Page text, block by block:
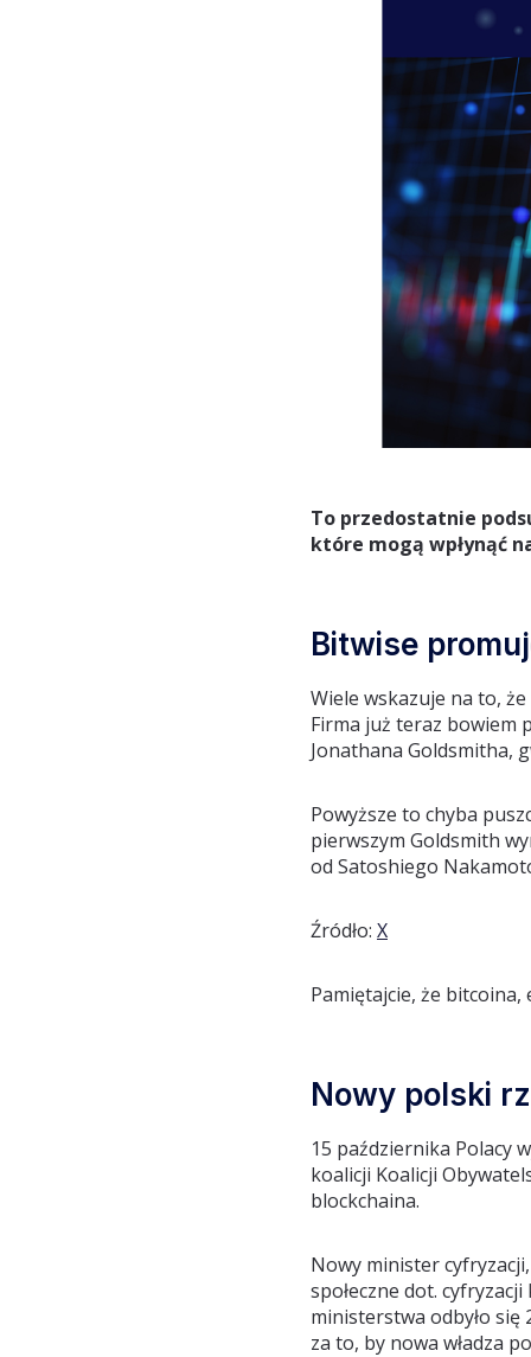
To przedostatnie
które mogą wpłynąć
Bitwise
Wiele wskazuje na to,
Firma już teraz bowiem
Jonathana Goldsmitha,
Powyższe to chyba
pierwszym Goldsmith
od Satoshiego
Źródło: X
Pamiętajcie, że
Nowy polski
15 października Polacy
koalicji Koalicji
blockchaina.
Nowy minister
społeczne dot.
ministerstwa odbyło się
za to, by nowa władza